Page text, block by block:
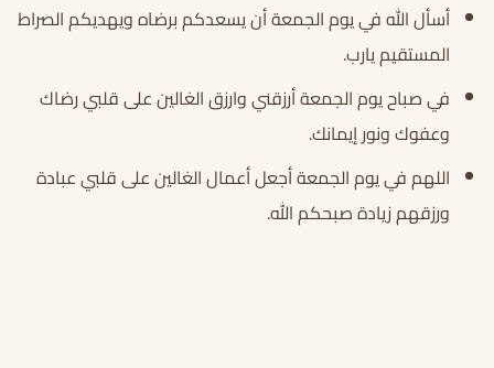
أسأل الله في يوم الجمعة أن يسعدكم برضاه ويهديكم الصراط
المستقيم يارب.
في صباح يوم الجمعة أرزقني وارزق الغالين على قلبي رضاك
وعفوك ونور إيمانك.
اللهم في يوم الجمعة أجعل أعمال الغالين على قلبي عبادة
ورزقهم زيادة صبحكم الله.